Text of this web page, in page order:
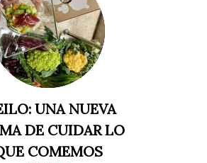
UNA NUEVA
DE CUIDAR LO
COMEMOS